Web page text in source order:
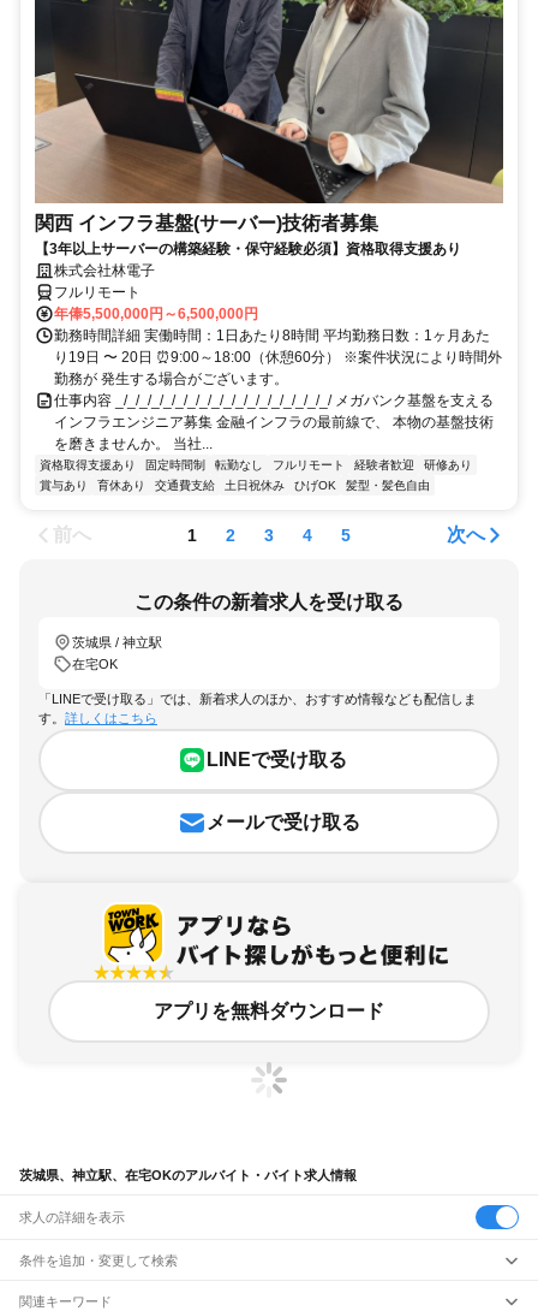
関西 インフラ基盤(サーバー)技術者募集
【3年以上サーバーの構築経験・保守経験必須】資格取得支援あり
株式会社林電子
フルリモート
年俸5,500,000円～6,500,000円
勤務時間詳細 実働時間：1日あたり8時間 平均勤務日数：1ヶ月あた
り19日 〜 20日 ⏰9:00～18:00（休憩60分） ※案件状況により時間外
勤務が 発生する場合がございます。
仕事内容 _/_/_/_/_/_/_/_/_/_/_/_/_/_/_/_/_/_/ メガバンク基盤を支える
インフラエンジニア募集 金融インフラの最前線で、 本物の基盤技術
を磨きませんか。 当社...
資格取得支援あり 固定時間制 転勤なし フルリモート 経験者歓迎
研修あり
賞与あり
育休あり 交通費支給 土日祝休み ひげOK 髪型・髪色自由
前へ 1 2 3 4 5 次へ
この条件の新着求人を受け取る
茨城県 / 神立駅
在宅OK
「LINEで受け取る」では、新着求人のほか、おすすめ情報なども配信しま
す。 詳しくはこちら
LINEで受け取る
メールで受け取る
アプリを無料ダウンロード
茨城県、神立駅、在宅OKのアルバイト・バイト求人情報
求人の詳細を表示
条件を追加・変更して検索
市区町村を追加・変更
関連キーワード